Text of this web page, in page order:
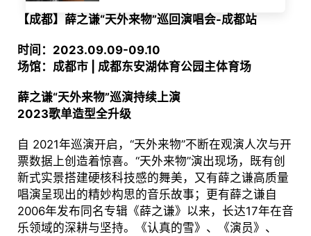
【成都】薛之谦“天外来物”巡回演唱会-成都站
时间：2023.09.09-09.10
场馆：成都市 | 成都东安湖体育公园主体育场
薛之谦“天外来物”巡演持续上演
2023歌单造型全升级
自 2021年巡演开启，“天外来物”不断在观演人次与开
票数据上创造着惊喜。“天外来物”演出现场，既有创
新式实景搭建硬核科技感的舞美，又有薛之谦高质量
唱演呈现出的精妙构思的音乐故事；更有薛之谦自
2006年发布同名专辑《薛之谦》以来，长达17年在音
乐领域的深耕与坚持。《认真的雪》、《演员》、